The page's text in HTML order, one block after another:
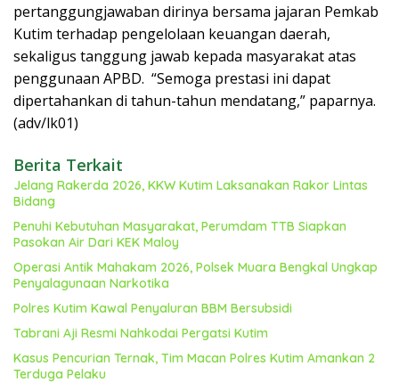
pertanggungjawaban dirinya bersama jajaran Pemkab
Kutim terhadap pengelolaan keuangan daerah,
sekaligus tanggung jawab kepada masyarakat atas
penggunaan APBD. “Semoga prestasi ini dapat
dipertahankan di tahun-tahun mendatang,” paparnya.
(adv/lk01)
Berita Terkait
Jelang Rakerda 2026, KKW Kutim Laksanakan Rakor Lintas
Bidang
Penuhi Kebutuhan Masyarakat, Perumdam TTB Siapkan
Pasokan Air Dari KEK Maloy
Operasi Antik Mahakam 2026, Polsek Muara Bengkal Ungkap
Penyalagunaan Narkotika
Polres Kutim Kawal Penyaluran BBM Bersubsidi
Tabrani Aji Resmi Nahkodai Pergatsi Kutim
Kasus Pencurian Ternak, Tim Macan Polres Kutim Amankan 2
Terduga Pelaku